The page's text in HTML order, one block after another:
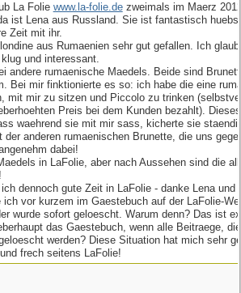
La Folie www.la-folie.dezweimals im Maerz
ist Lena aus Russland. Sie ist fantastisch
Zeit mit ihr.
aus Rumaenien sehr gut gefallen. Ich
und interessant.
andere rumaenische Maedels. Beide sind
Bei mir finktionierte es so: ich habe die eine
mit mir zu sitzen und Piccolo zu trinken
Preis bei dem Kunden bezahlt).
waehrend sie mit mir sass, kicherte sie
der anderen rumaenischen Brunette, die uns
dabei!
in LaFolie, aber nach Aussehen sind die
dennoch gute Zeit in LaFolie - danke Lena und
ich vor kurzem im Gaestebuch auf der LaFolie-
wurde sofort geloescht. Warum denn? Das ist
das Gaestebuch, wenn alle Beitraege,
werden? Diese Situation hat mich sehr
frech seitens LaFolie!